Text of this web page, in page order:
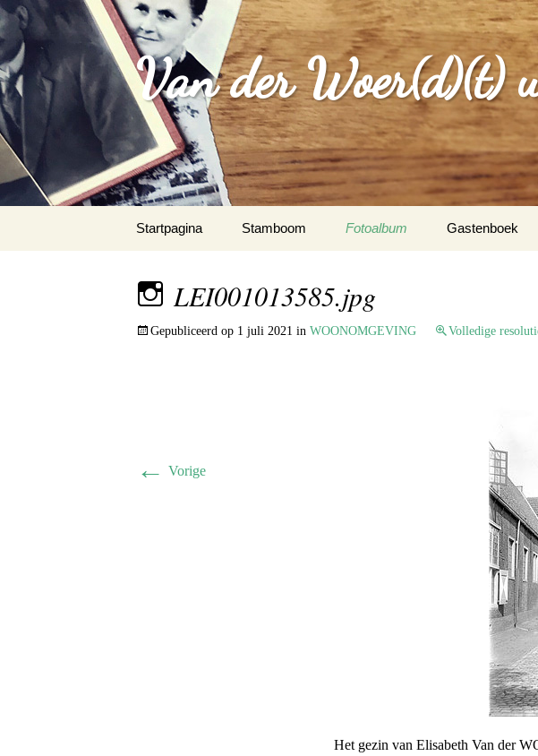
Van der Woer(d)(t)
naar
Startpagina Stamboom Fotoalbum Gastenboek
LEI001013585.jpg
Gepubliceerd op 1 juli 2021 in WOONOMGEVING Volledige
← Vorige
Het gezin van Elisabeth Van der